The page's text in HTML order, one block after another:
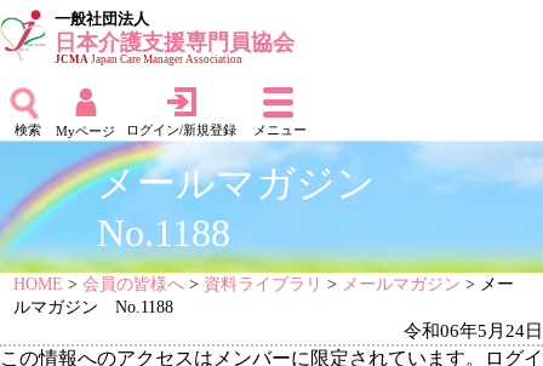
一般社団法人
日本介護支援専門員協会
JCMAJapan Care Manager Association
検索 Myページ ログイン/新規登録 メニュー
メールマガジン
No.1188
HOME >会員の皆様へ > 資料ライブラリ > メールマガジン > メー
ルマガジン No.1188
令和06年5月24日
この情報へのアクセスはメンバーに限定されています。ログイ